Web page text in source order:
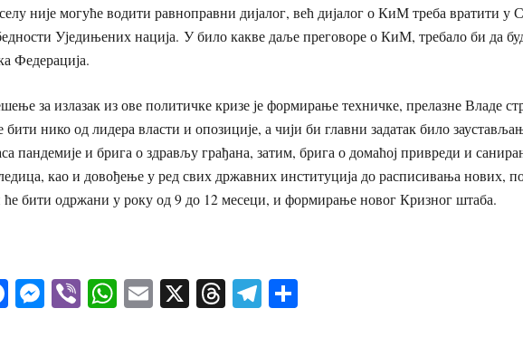
није могуће водити равноправни дијалог, већ дијалог о КиМ треба вратити у
Уједињених нација. У било какве даље преговоре о КиМ, требало би да
Федерација.
за излазак из ове политичке кризе је формирање техничке, прелазне Владе
бити нико од лидера власти и опозиције, а чији би главни задатак било
пандемије и брига о здрављу грађана, затим, брига о домаћој привреди и
као и довођење у ред свих државних институција до расписивања нових,
ће бити одржани у року од 9 до 12 месеци, и формирање новог Кризног штаба.
Facebook
Messenger
ViberWhatsApp
Email
X ThreadsTelegram